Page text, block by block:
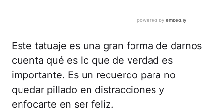
Este tatuaje es una gran forma de darnos
cuenta qué es lo que de verdad es
importante. Es un recuerdo para no
quedar pillado en distracciones y
enfocarte en ser feliz.